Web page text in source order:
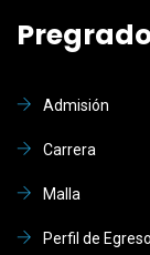
Admisión
Carrera
Malla
Perfil de Egreso